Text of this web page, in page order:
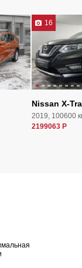
16
Nissan X-
2019, 100600
2199063 Р